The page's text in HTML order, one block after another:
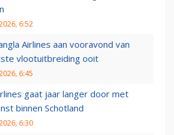
6:52
Airlines aan vooravond van
vlootuitbreiding ooit
6:45
gaat jaar langer door met
binnen Schotland
6:30